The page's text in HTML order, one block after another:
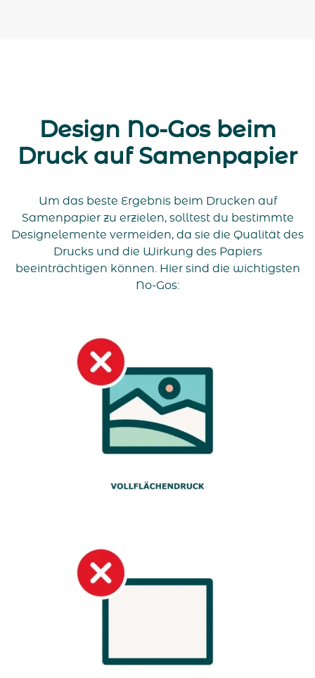
Design No-Gos beim
Druck auf Samenpapier
Um das beste Ergebnis beim Drucken auf
Samenpapier zu erzielen, solltest du bestimmte
Designelemente vermeiden, da sie die Qualität des
Drucks und die Wirkung des Papiers
beeinträchtigen können. Hier sind die wichtigsten
No-Gos: